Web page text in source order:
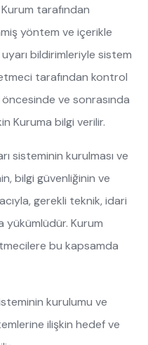
tarafından
yöntem ve içerikle
bildirimleriyle sistem
tarafından kontrol
ve sonrasında
Kuruma bilgi verilir.
sisteminin kurulması ve
bilgi güvenliğinin ve
gerekli teknik, idari
Kurum
bu kapsamda
kurulumu ve
ilişkin hedef ve